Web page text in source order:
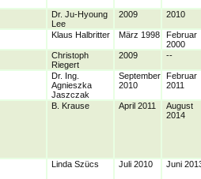
Dr. Ju-Hyoung
Lee
2009 2010
Klaus Halbritter März 1998
Februar
2000
Christoph
Riegert
2009 --
Dr. Ing.
Agnieszka
Jaszczak
September
2010
Februar
2011
B. Krause April 2011
August
2014
Linda Szücs Juli 2010 Juni